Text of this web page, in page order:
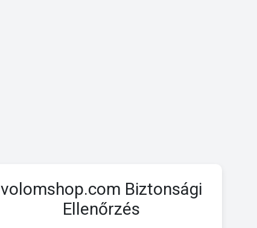
volomshop.com Biztonsági
Ellenőrzés